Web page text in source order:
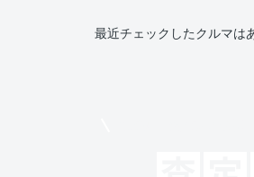
最近チェックしたクルマは